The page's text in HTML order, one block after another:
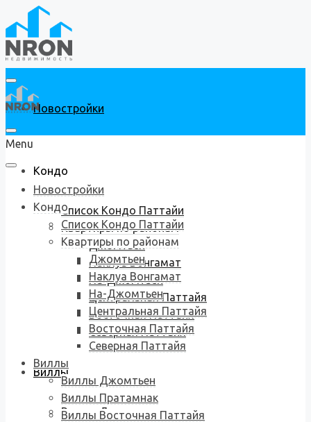
Новостройки
Кондо
Список Кондо Паттайи
Квартиры по районам
Джомтьен
Наклуа Вонгамат
На-Джомтьен
Центральная Паттайя
Восточная Паттайя
Северная Паттайя
Виллы
Виллы Джомтьен
Menu
Новостройки
Кондо
Список Кондо Паттайи
Квартиры по районам
Джомтьен
Наклуа Вонгамат
На-Джомтьен
Центральная Паттайя
Восточная Паттайя
Северная Паттайя
Виллы
Виллы Джомтьен
Виллы Пратамнак
Виллы Восточная Паттайя